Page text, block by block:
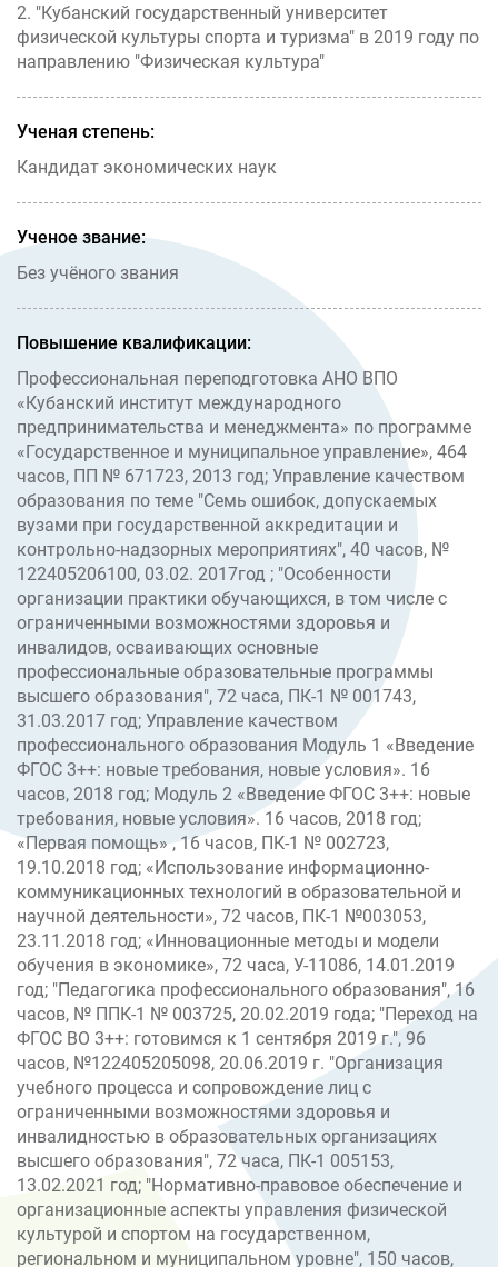
2. "Кубанский государственный университет
физической культуры спорта и туризма" в 2019 году по
направлению "Физическая культура"
Ученая степень:
Кандидат экономических наук
Ученое звание:
Без учёного звания
Повышение квалификации:
Профессиональная переподготовка АНО ВПО
«Кубанский институт международного
предпринимательства и менеджмента» по программе
«Государственное и муниципальное управление», 464
часов, ПП № 671723, 2013 год; Управление качеством
образования по теме "Семь ошибок, допускаемых
вузами при государственной аккредитации и
контрольно-надзорных мероприятиях", 40 часов, №
122405206100, 03.02. 2017год ; "Особенности
организации практики обучающихся, в том числе с
ограниченными возможностями здоровья и
инвалидов, осваивающих основные
профессиональные образовательные программы
высшего образования", 72 часа, ПК-1 № 001743,
31.03.2017 год; Управление качеством
профессионального образования Модуль 1 «Введение
ФГОС 3++: новые требования, новые условия». 16
часов, 2018 год; Модуль 2 «Введение ФГОС 3++: новые
требования, новые условия». 16 часов, 2018 год;
«Первая помощь» , 16 часов, ПК-1 № 002723,
19.10.2018 год; «Использование информационно-
коммуникационных технологий в образовательной и
научной деятельности», 72 часов, ПК-1 №003053,
23.11.2018 год; «Инновационные методы и модели
обучения в экономике», 72 часа, У-11086, 14.01.2019
год; "Педагогика профессионального образования", 16
часов, № ППК-1 № 003725, 20.02.2019 года; "Переход на
ФГОС ВО 3++: готовимся к 1 сентября 2019 г.", 96
часов, №122405205098, 20.06.2019 г. "Организация
учебного процесса и сопровождение лиц с
ограниченными возможностями здоровья и
инвалидностью в образовательных организациях
высшего образования", 72 часа, ПК-1 005153,
13.02.2021 год; "Нормативно-правовое обеспечение и
организационные аспекты управления физической
культурой и спортом на государственном,
региональном и муниципальном уровне", 150 часов,